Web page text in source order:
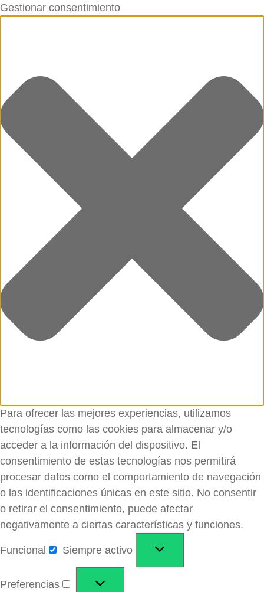
Gestionar consentimiento
Para ofrecer las mejores experiencias, utilizamos
tecnologías como las cookies para almacenar y/o
acceder a la información del dispositivo. El
consentimiento de estas tecnologías nos permitirá
procesar datos como el comportamiento de navegación
o las identificaciones únicas en este sitio. No consentir
o retirar el consentimiento, puede afectar
negativamente a ciertas características y funciones.
Funcional Siempre activo
Preferencias